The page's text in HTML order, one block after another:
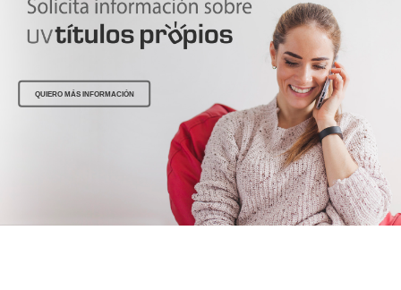
QUIERO MÁS INFORMACIÓN